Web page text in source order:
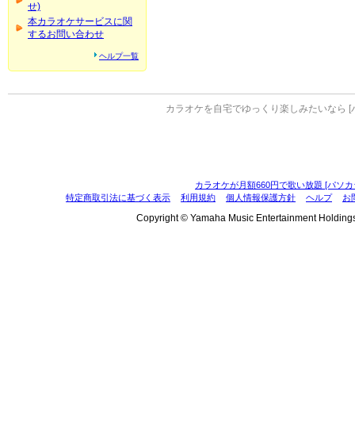
せ)
本カラオケサービスに関
するお問い合わせ
ヘルプ一覧
カラオケを自宅でゆっくり楽しみたいなら [
カラオケが月額660円で歌い放題 [パソ
特定商取引法に基づく表示
利用規約 個人情報保護方針 ヘルプ お
Copyright © Yamaha Music Entertainment